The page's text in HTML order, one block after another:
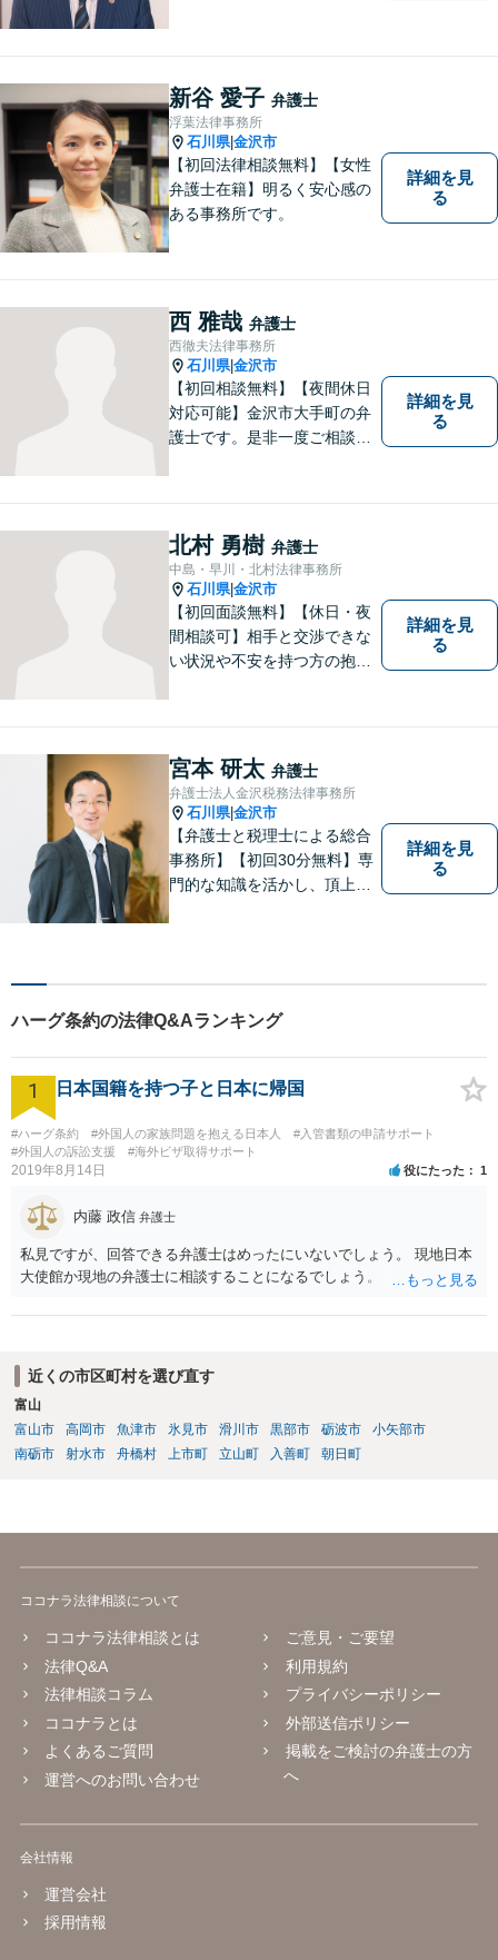
「交通事故：24時間受付可／
弁護士が介入することで賠償
金の大幅な増額が実現できる
ケースあり」【休日・夜間相
談可】
新谷 愛子 弁護士
浮葉法律事務所
石川県|金沢市
【初回法律相談無料】【女性
弁護士在籍】明るく安心感の
ある事務所です。
詳細を見
る
西 雅哉 弁護士
西徹夫法律事務所
石川県|金沢市
【初回相談無料】【夜間休日
対応可能】金沢市大手町の弁
護士です。是非一度ご相談く
詳細を見
る
北村 勇樹 弁護士
中島・早川・北村法律事務所
石川県|金沢市
【初回面談無料】【休日・夜
間相談可】相手と交渉できな
い状況や不安を持つ方の抱え
す。悩んでいる人は、一度弁
護士に話を聞いてもらうこと
でトラブル解決のきっかけを
つかむことができるかもしれ
ません。
詳細を見
る
宮本 研太 弁護士
弁護士法人金沢税務法律事務所
石川県|金沢市
【弁護士と税理士による総合
事務所】【初回30分無料】専
門的な知識を活かし、頂上＝
ジあります。
詳細を見
る
ハーグ条約の法律Q&Aランキング
1 日本国籍を持つ子と日本に帰国
#ハーグ条約 #外国人の家族問題を抱える日本人
#入管書類の申請サポート
#外国人の訴訟支援
#海外ビザ取得サポート
2019年8月14日 役にたった 1
内藤 政信 弁護士
私見ですが、回答できる弁護士はめったにいないでしょう。 現地日本
大使館か現地の弁護士に相談することになるでしょう。
近くの市区町村を選び直す
富山
富山市
高岡市 魚津市 氷見市 滑川市 黒部市 砺波市
小矢部市
南砺市
射水市 舟橋村 上市町 立山町 入善町 朝日町
ココナラ法律相談について
ココナラ法律相談とは
法律Q&A
法律相談コラム
ココナラとは
よくあるご質問
運営へのお問い合わせ
ご意見・ご要望
利用規約
プライバシーポリシー
外部送信ポリシー
掲載をご検討の弁護士の方
へ
会社情報
運営会社
採用情報